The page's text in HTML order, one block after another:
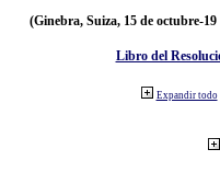
(Ginebra, Suiza, 15 de octubre-19
Libro del
Expandir todo